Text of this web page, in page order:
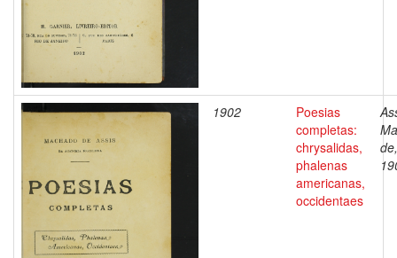
1902
Poesias
completas:
chrysalidas,
phalenas
americanas,
occidentaes